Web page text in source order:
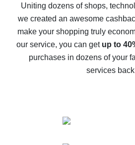
possible
The best cash back on
The best cash back service
compare
Uniting dozens of shops,
we created an awesome
make your shopping truly
our service, you can get up to
purchases in dozens of your
services